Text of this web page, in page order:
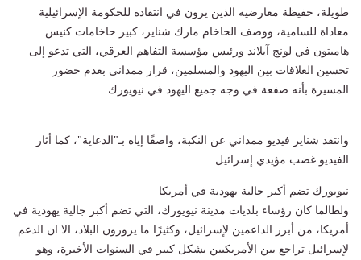
طويلة، حفيظة معارضيه الذين يرون في انتقاده للحكومة الإسرائيلية
معاداة للسامية، ووصف الحاخام مارك شناير، كبير حاخامات كنيس
هامبتون في لونج آيلاند ورئيس مؤسسة التفاهم العرقي، التي تدعو إلى
تحسين العلاقات بين اليهود والمسلمين، قرار ممداني بعدم حضور
المسيرة بأنه صفعة في وجه جميع اليهود في نيويورك
وانتقد شناير فيديو ممداني عن النكبة، واصفًا إياه بـ"الدعاية"، كما أثار
الفيديو غضب مؤيدي إسرائيل.
نيويورك تضم أكبر جالية يهودية في أمريكا
ولطالما كان رؤساء بلديات مدينة نيويورك، التي تضم أكبر جالية يهودية في
أمريكا، من أبرز الداعمين لإسرائيل، وكثيرًا ما يزورون البلاد، الا ان الدعم
لإسرائيل تراجع بين الأمريكيين بشكل كبير في السنوات الأخيرة، وهو